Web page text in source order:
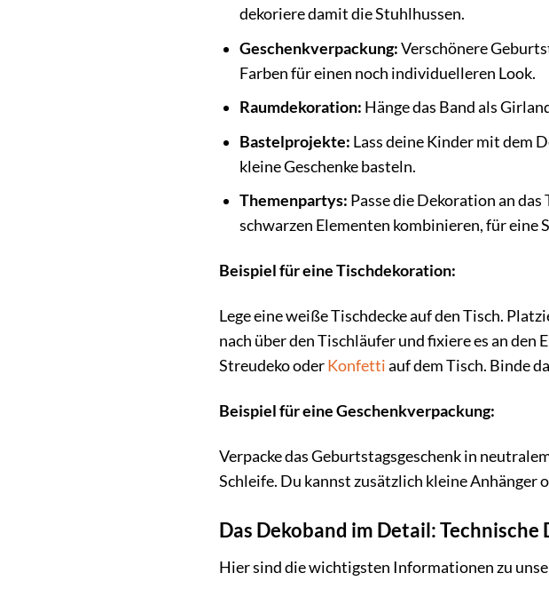
dekoriere damit die Stuhlhussen.
Geschenkverpackung:Verschönere
Farben für einen noch individuelleren Look.
Raumdekoration: Hänge das Band als
Bastelprojekte: Lass deine Kinder mit dem
kleine Geschenke basteln.
Themenpartys: Passe die Dekoration an
schwarzen Elementen kombinieren, für
Beispiel für eine Tischdekoration:
Lege eine weiße Tischdecke auf den Tisch.
nach über den Tischläufer und fixiere es an
Streudeko oderKonfettiauf dem Tisch. Binde
Beispiel für eine Geschenkverpackung:
Verpacke das Geburtstagsgeschenk in
Schleife. Du kannst zusätzlich kleine Anhänger
Das Dekoband im Detail:
Hier sind die wichtigsten Informationen zu